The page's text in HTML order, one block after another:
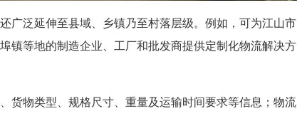
广泛延伸至县域、乡镇乃至村落层级。例如，可为江山市
镇等地的制造企业、工厂和批发商提供定制化物流解决方
货物类型、规格尺寸、重量及运输时间要求等信息；物流